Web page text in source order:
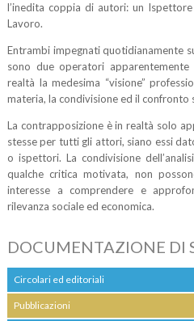
l’inedita coppia di autori: un
Lavoro.
Entrambi impegnati quotidianamente
sono due operatori
realtà la medesima “visione”
materia, la condivisione ed il confronto
La contrapposizione è in realtà solo
stesse per tutti gli attori, siano essi
o ispettori. La condivisione
qualche critica motivata, non
interesse a comprendere e
rilevanza sociale ed economica.
DOCUMENTAZIONE DI
Circolari ed editoriali
Pubblicazioni